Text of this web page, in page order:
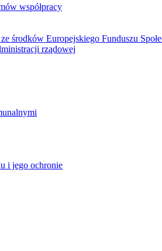
współpracy
środków Europejskiego Funduszu
rządowej
i jego ochronie